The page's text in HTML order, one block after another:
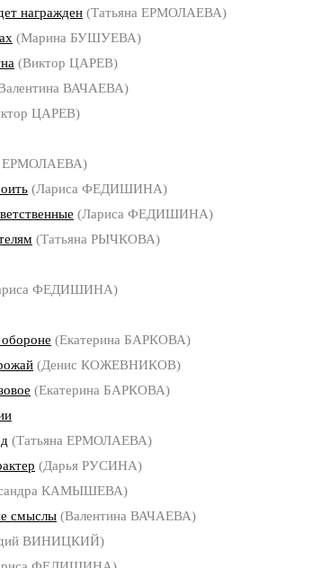
награжден (Татьяна ЕРМОЛАЕВА)
(Марина БУШУЕВА)
(Виктор ЦАРЕВ)
ВАЧАЕВА)
ЦАРЕВ)
ЕРМОЛАЕВА)
(Лариса ФЕДИШИНА)
(Лариса ФЕДИШИНА)
(Татьяна РЫЧКОВА)
ФЕДИШИНА)
(Екатерина БАРКОВА)
(Денис КОЖЕВНИКОВ)
(Екатерина БАРКОВА)
(Татьяна ЕРМОЛАЕВА)
(Дарья РУСИНА)
КАМЫШЕВА)
смыслы (Валентина ВАЧАЕВА)
ВИНИЦКИЙ)